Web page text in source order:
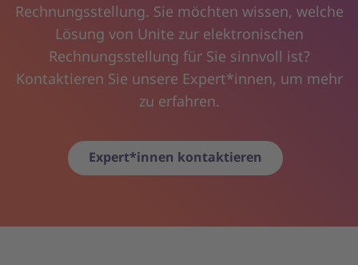
Rechnungsstellung. Sie möchten wissen, welche
Lösung von Unite zur elektronischen
Rechnungsstellung für Sie sinnvoll ist?
Kontaktieren Sie unsere Expert*innen, um mehr
zu erfahren.
Expert*innen kontaktieren